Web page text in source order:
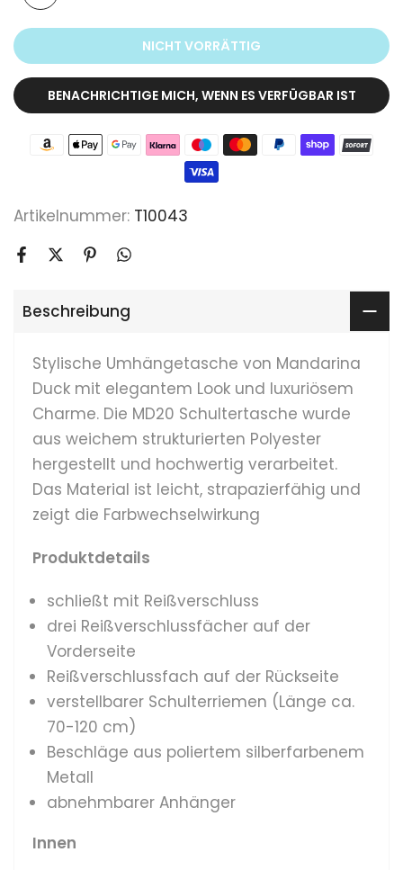
NICHT VORRÄTTIG
BENACHRICHTIGE MICH, WENN ES VERFÜGBAR IST
Artikelnummer: T10043
Beschreibung
Stylische Umhängetasche von Mandarina
Duck mit elegantem Look und luxuriösem
Charme. Die MD20 Schultertasche wurde
aus weichem strukturierten Polyester
hergestellt und hochwertig verarbeitet.
Das Material ist leicht, strapazierfähig und
zeigt die Farbwechselwirkung
Produktdetails
schließt mit Reißverschluss
drei Reißverschlussfächer auf der
Vorderseite
Reißverschlussfach auf der Rückseite
verstellbarer Schulterriemen (Länge ca.
70-120 cm)
Beschläge aus poliertem silberfarbenem
Metall
abnehmbarer Anhänger
Innen